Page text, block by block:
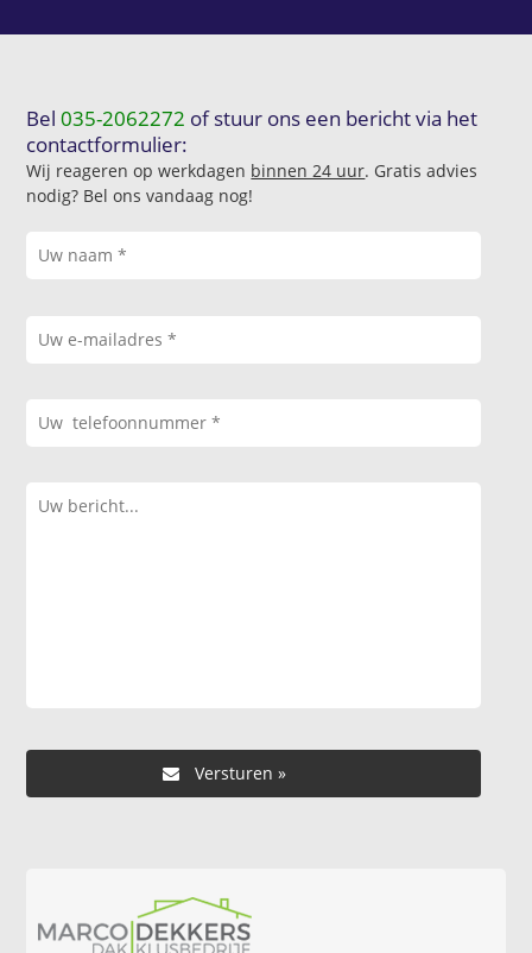
Bel035-2062272 of stuur ons een bericht via het
contactformulier:
Wij reageren op werkdagen binnen 24 uur. Gratis advies
nodig? Bel ons vandaag nog!